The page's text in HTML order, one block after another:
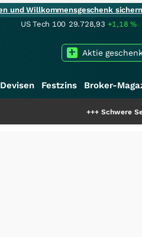
und Willkommensgeschenk
US Tech 100 29.728,93 +1,18%
Aktie
Devisen Festzins Broker-
Schwere Seltene